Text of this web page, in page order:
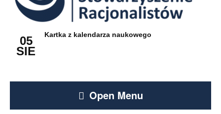
05
SIE
Kartka z kalendarza naukowego
Open Menu